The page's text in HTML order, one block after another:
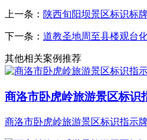
上一条： 陕西旬阳坝景区标识标
下一条： 道教圣地周至县楼观台
其他相关案例推荐
商洛市卧虎岭旅游景区标识
商洛市卧虎岭旅游景区标识指示